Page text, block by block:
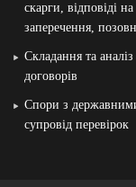
скарги, відповіді
заперечення,
Складання та аналіз
договорів
Спори з
супровід перевірок